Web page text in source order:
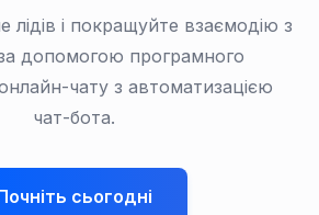
лідів і покращуйте взаємодію з
допомогою програмного
чату з автоматизацією
чат-бота.
сьогодні